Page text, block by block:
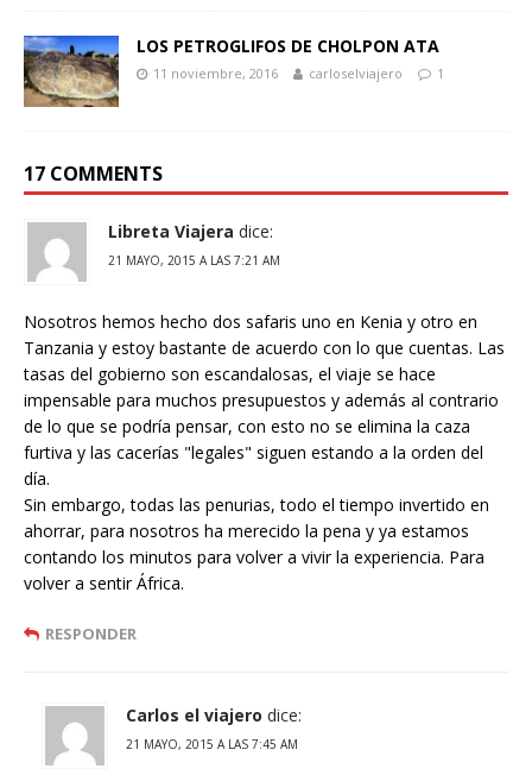
LOS PETROGLIFOS DE CHOLPON ATA
11 noviembre, 2016 carloselviajero 1
17 COMMENTS
Libreta Viajera dice:
21 MAYO, 2015 A LAS 7:21 AM
Nosotros hemos hecho dos safaris uno en Kenia y otro en
Tanzania y estoy bastante de acuerdo con lo que cuentas. Las
tasas del gobierno son escandalosas, el viaje se hace
impensable para muchos presupuestos y además al contrario
de lo que se podría pensar, con esto no se elimina la caza
furtiva y las cacerías "legales" siguen estando a la orden del
día.
Sin embargo, todas las penurias, todo el tiempo invertido en
ahorrar, para nosotros ha merecido la pena y ya estamos
contando los minutos para volver a vivir la experiencia. Para
volver a sentir África.
RESPONDER
Carlos el viajero dice:
21 MAYO, 2015 A LAS 7:45 AM